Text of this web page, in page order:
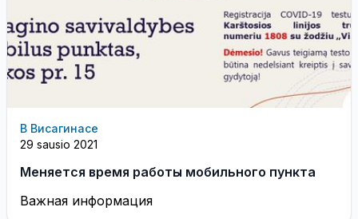
В Висагинасе
29 sausio 2021
Меняется время работы мобильного пункта
Важная информация